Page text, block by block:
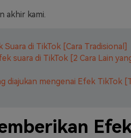
akhir kami.
di TikTok [Cara Tradisional]
suara di TikTok [2 Cara Lain
diajukan mengenai Efek TikTok